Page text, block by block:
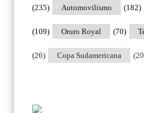
Automovilismo
(235) (182)
Oruro Royal
(109) (70)
Copa Sudamericana
(26)